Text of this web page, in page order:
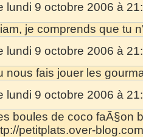
lundi 9 octobre 2006 à
je comprends que tu
lundi 9 octobre 2006 à
nous fais jouer les
lundi 9 octobre 2006 à
boules de coco faÃ§on
petitplats.over-